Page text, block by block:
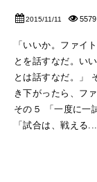
2015/11/11 5579
「いいか。ファイ
とを話すなだ。い
とは話すなだ。」
き下がったら、フ
その５ 「一度に一
「試合は、戦える...